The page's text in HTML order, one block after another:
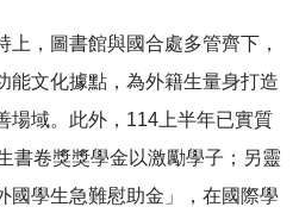
上，圖書館與國合處多管齊下，
能文化據點，為外籍生量身打造
場域。此外，114上半年已實質
書卷獎獎學金以激勵學子；另靈
國學生急難慰助金」，在國際學